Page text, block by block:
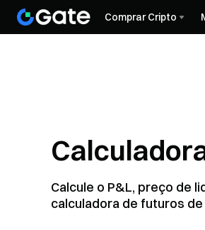
Comprar Cripto
Calcule o P&L, preço de
calculadora de futuros de